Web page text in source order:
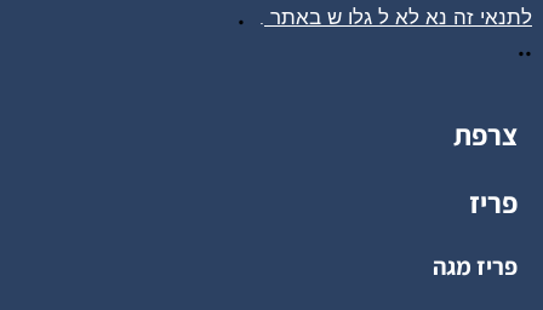
לתנאי זה נא לא ל גלו ש באתר
.
..
צרפת
פריז
פריז מגה